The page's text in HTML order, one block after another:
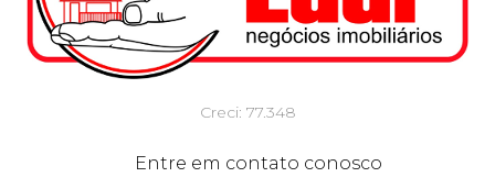
Creci: 77.348
Entre em contato conosco